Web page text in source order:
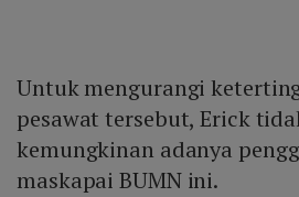
Untuk mengurangi
pesawat tersebut, Erick
kemungkinan adanya
maskapai BUMN ini.